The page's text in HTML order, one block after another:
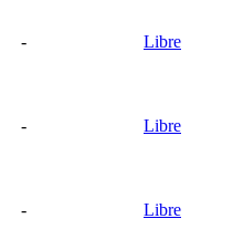
- Libre
- Libre
- Libre